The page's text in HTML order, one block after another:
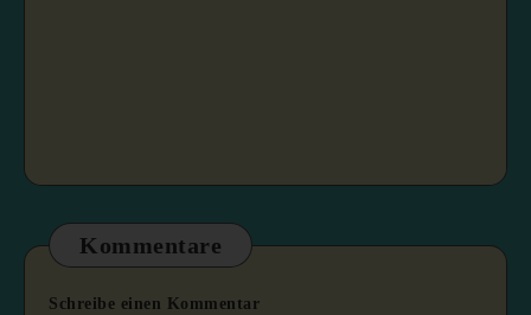
Kommentare
Schreibe einen Kommentar